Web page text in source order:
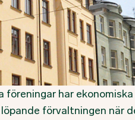
föreningar har
förvaltningen när